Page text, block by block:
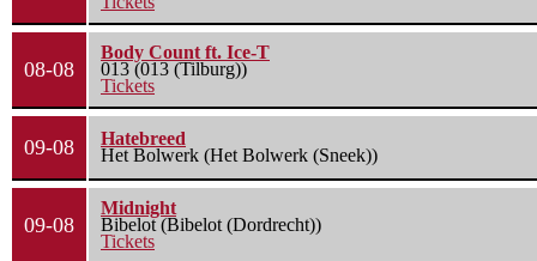
08-08
Body Count ft. Ice-T
013 (013 (Tilburg))
Tickets
09-08
Hatebreed
Het Bolwerk (Het Bolwerk (Sneek))
09-08
Midnight
Bibelot (Bibelot (Dordrecht))
Tickets